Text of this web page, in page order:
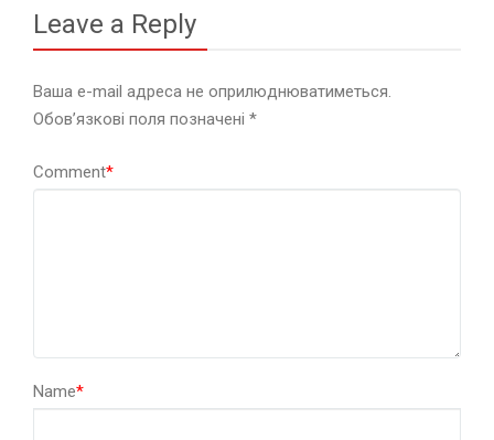
Leave a Reply
Ваша e-mail адреса не оприлюднюватиметься.
Обов’язкові поля позначені *
Comment*
Name*